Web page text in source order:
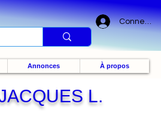
Connexion
Annonces À propos
L.